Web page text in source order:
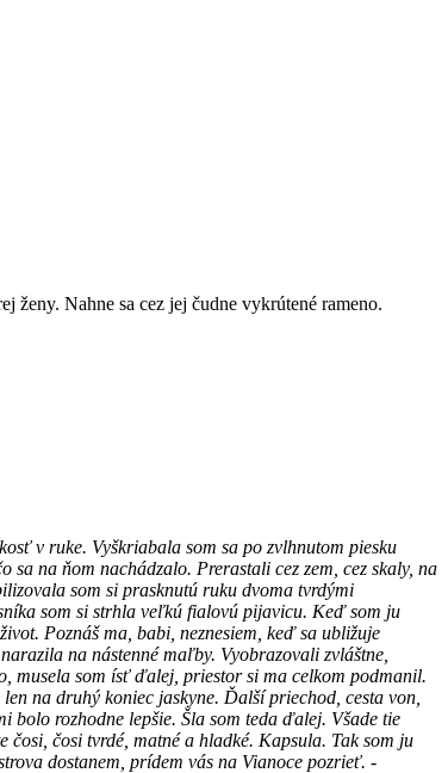
ženy. Nahne sa cez jej čudne vykrútené rameno.
v ruke. Vyškriabala som sa po zvlhnutom piesku
na ňom nachádzalo. Prerastali cez zem, cez skaly, na
som si prasknutú ruku dvoma tvrdými
som si strhla veľkú fialovú pijavicu. Keď som ju
Poznáš ma, babi, neznesiem, keď sa ubližuje
na nástenné maľby. Vyobrazovali zvláštne,
musela som ísť ďalej, priestor si ma celkom podmanil.
na druhý koniec jaskyne. Ďalší priechod, cesta von,
rozhodne lepšie. Šla som teda ďalej. Všade tie
čosi tvrdé, matné a hladké. Kapsula. Tak som ju
dostanem, prídem vás na Vianoce pozrieť. -